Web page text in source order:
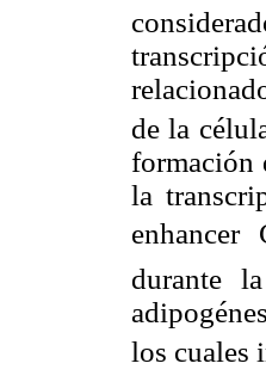
de la
formación
la
durante
los cuales